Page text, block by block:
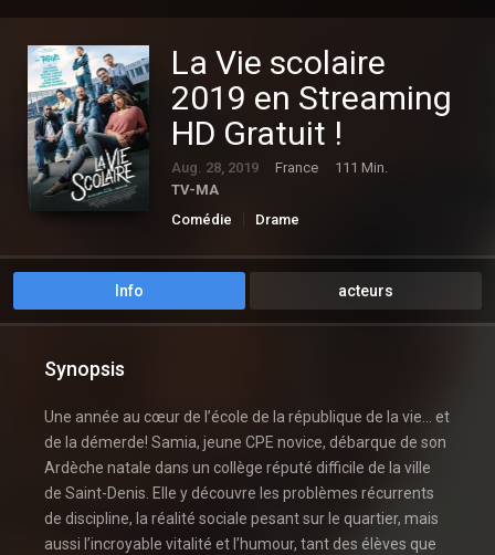
La Vie scolaire
2019 en Streaming
HD Gratuit !
Aug. 28, 2019 France
111 Min.
TV-MA
Comédie
Drame
Info acteurs
Synopsis
Une année au cœur de l’école de la république de la vie… et
de la démerde! Samia, jeune CPE novice, débarque de son
Ardèche natale dans un collège réputé difficile de la ville
de Saint-Denis. Elle y découvre les problèmes récurrents
de discipline, la réalité sociale pesant sur le quartier, mais
aussi l’incroyable vitalité et l’humour, tant des élèves que